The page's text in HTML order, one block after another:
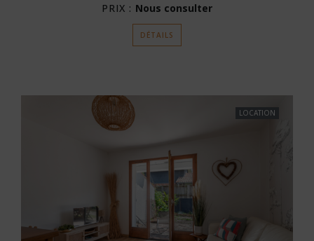
PRIX : Nous consulter
DÉTAILS
LOCATION